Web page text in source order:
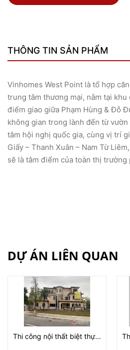
THÔNG TIN SẢN PHẨM
Vinhomes West Point là tổ hợp
trung tâm thương mại, nằm tại khu
điểm giao giữa Phạm Hùng & Đỗ
không gian trong lành đến từ
tâm hội nghị quốc gia, cùng vị trí
Giấy – Thanh Xuân – Nam Từ
sẽ là tâm điểm của toàn thị trường
DỰ ÁN LIÊN QUAN
Thi công nội thất biệt thự tại Hà Nội